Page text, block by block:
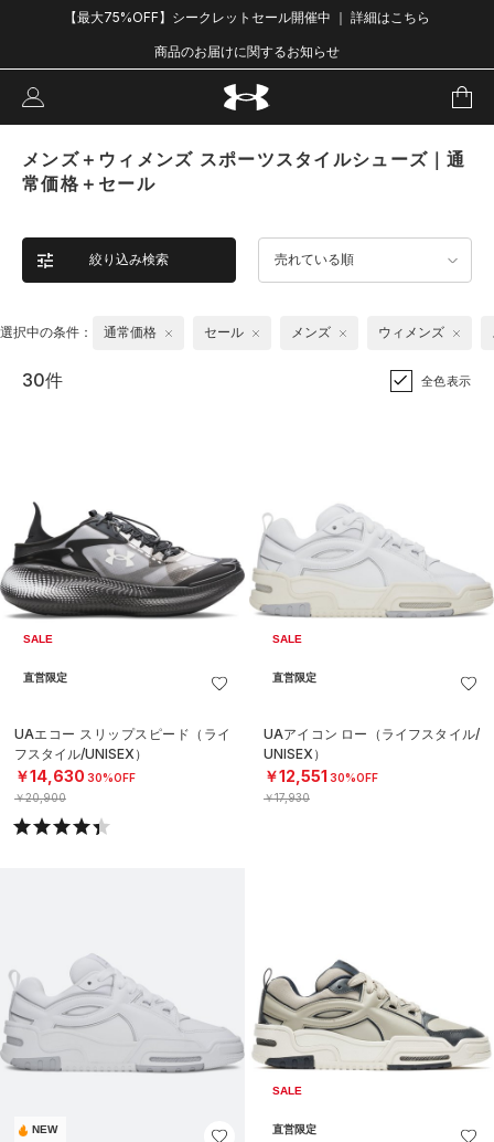
【最大75%OFF】シークレットセール開催中 ｜ 詳細はこちら
商品のお届けに関するお知らせ
メンズ＋ウィメンズ スポーツスタイルシューズ｜通
常価格＋セール
絞り込み検索 売れている順
選択中の条件： 通常価格 セール メンズ ウィメンズ
30件 全色表示
SALE
直営限定
UAエコー スリップスピード（ライ
フスタイル/UNISEX）
￥14,630 30%OFF
￥20,900
SALE
直営限定
UAアイコン ロー（ライフスタイル/
UNISEX）
￥12,551 30%OFF
￥17,930
NEW
SALE
直営限定